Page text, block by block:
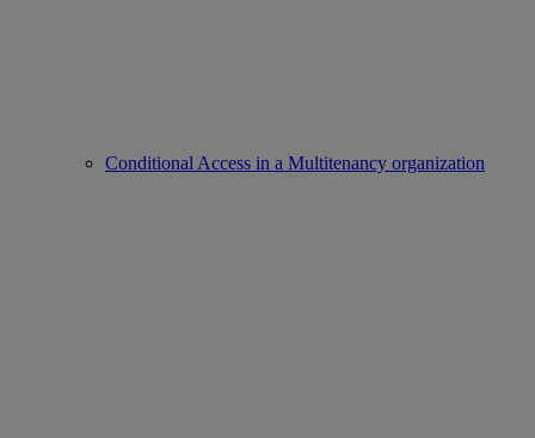
Conditional Access in a Multitenancy organization